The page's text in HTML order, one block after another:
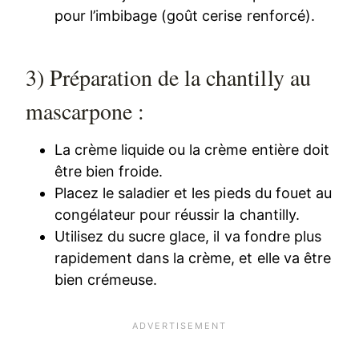
pour l’imbibage (goût cerise renforcé).
3) Préparation de la chantilly au
mascarpone :
La crème liquide ou la crème entière doit
être bien froide.
Placez le saladier et les pieds du fouet au
congélateur pour réussir la chantilly.
Utilisez du sucre glace, il va fondre plus
rapidement dans la crème, et elle va être
bien crémeuse.